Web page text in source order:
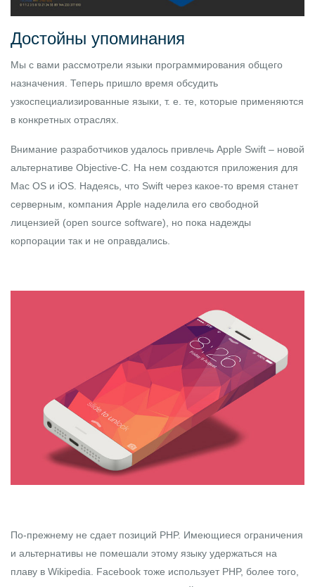
Достойны упоминания
Мы с вами рассмотрели языки программирования общего
назначения. Теперь пришло время обсудить
узкоспециализированные языки, т. е. те, которые применяются
в конкретных отраслях.
Внимание разработчиков удалось привлечь Apple Swift – новой
альтернативе Objective-C. На нем создаются приложения для
Mac OS и iOS. Надеясь, что Swift через какое-то время станет
серверным, компания Apple наделила его свободной
лицензией (open source software), но пока надежды
корпорации так и не оправдались.
По-прежнему не сдает позиций PHP. Имеющиеся ограничения
и альтернативы не помешали этому языку удержаться на
плаву в Wikipedia. Facebook тоже использует PHP, более того,